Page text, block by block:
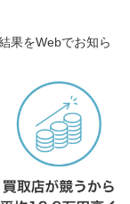
果をWebでお知ら